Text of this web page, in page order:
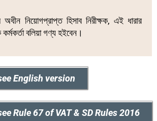
নিয়োগপ্রাপ্ত হিসাব নিরীক্ষক, এই ধারার
বলিয়া গণ্য হইবেন।
English version
Rule 67 of VAT & SD Rules 2016